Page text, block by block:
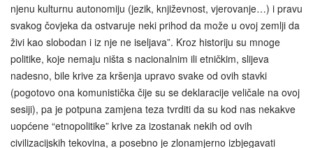
njenu kulturnu autonomiju (jezik, književnost, vjerovanje…) i pravu
svakog čovjeka da ostvaruje neki prihod da može u ovoj zemlji da
živi kao slobodan i iz nje ne iseljava”. Kroz historiju su mnoge
politike, koje nemaju ništa s nacionalnim ili etničkim, slijeva
nadesno, bile krive za kršenja upravo svake od ovih stavki
(pogotovo ona komunistička čije su se deklaracije veličale na ovoj
sesiji), pa je potpuna zamjena teza tvrditi da su kod nas nekakve
uopćene “etnopolitike” krive za izostanak nekih od ovih
civilizacijskih tekovina, a posebno je zlonamjerno izbjegavati